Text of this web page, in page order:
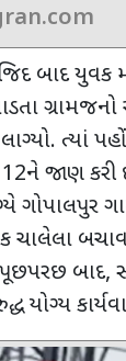
બાદ યુવક
ત્યાં
ને જાણ કરી
ગોપાલપુર
બચાવ
પૂછપરછ બાદ,
યોગ્ય